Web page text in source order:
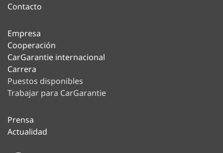
Contacto
Empresa
Cooperación
CarGarantie internacional
Carrera
Puestos disponibles
Trabajar para CarGarantie
Prensa
Actualidad